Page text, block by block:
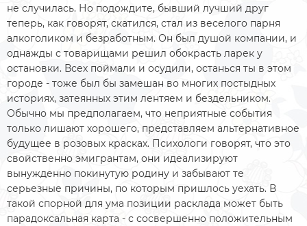
не случилась. Но подождите, бывший лучший друг
теперь, как говорят, скатился, стал из веселого парня
алкоголиком и безработным. Он был душой компании, и
однажды с товарищами решил обокрасть ларек у
остановки. Всех поймали и осудили, останься ты в этом
городе - тоже был бы замешан во многих постыдных
историях, затеянных этим лентяем и бездельником.
Обычно мы предполагаем, что неприятные события
только лишают хорошего, представляем альтернативное
будущее в розовых красках. Психологи говорят, что это
свойственно эмигрантам, они идеализируют
вынужденно покинутую родину и забывают те
серьезные причины, по которым пришлось уехать. В
такой спорной для ума позиции расклада может быть
парадоксальная карта - с сосвершенно положительным